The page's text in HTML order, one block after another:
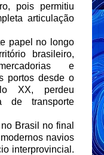
pois permitiu
articulação
papel no longo
brasileiro,
e
portos desde o
XX, perdeu
de transporte
Brasil no final
navios
interprovincial.